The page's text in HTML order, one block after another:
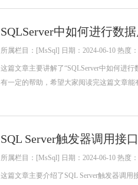
SQLServer中如何进行数
所属栏目：[MsSql] 日期：2024-06-10 热度
这篇文章主要讲解了“SQLServer中如何进
有一定的帮助，希望大家阅读完这篇文章能
SQL Server触发器调用接
所属栏目：[MsSql] 日期：2024-06-10 热度
这篇文章主要介绍了SQL Server触发器调